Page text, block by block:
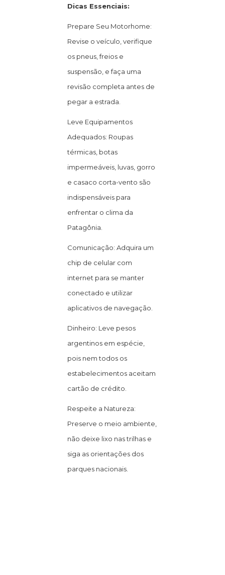
Dicas Essenciais:
Prepare Seu Motorhome:
Revise o veículo, verifique
os pneus, freios e
suspensão, e faça uma
revisão completa antes de
pegar a estrada.
Leve Equipamentos
Adequados: Roupas
térmicas, botas
impermeáveis, luvas, gorro
e casaco corta-vento são
indispensáveis para
enfrentar o clima da
Patagônia.
Comunicação: Adquira um
chip de celular com
internet para se manter
conectado e utilizar
aplicativos de navegação.
Dinheiro: Leve pesos
argentinos em espécie,
pois nem todos os
estabelecimentos aceitam
cartão de crédito.
Respeite a Natureza:
Preserve o meio ambiente,
não deixe lixo nas trilhas e
siga as orientações dos
parques nacionais.